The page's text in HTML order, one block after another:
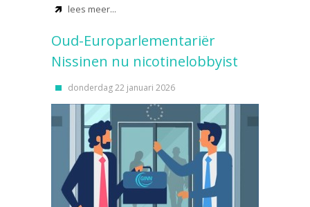
lees meer...
Oud-Europarlementariër
Nissinen nu nicotinelobbyist
donderdag 22 januari 2026